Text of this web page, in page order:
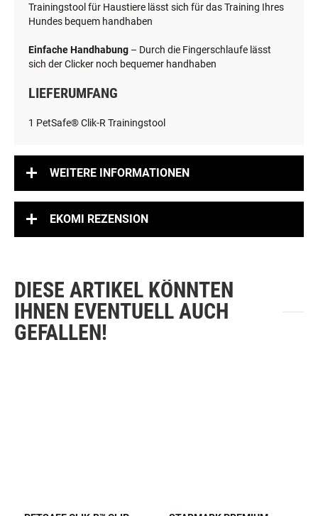
Trainingstool für Haustiere lässt sich für das Training Ihres
Hundes bequem handhaben
Einfache Handhabung – Durch die Fingerschlaufe lässt
sich der Clicker noch bequemer handhaben
LIEFERUMFANG
1 PetSafe® Clik-R Trainingstool
WEITERE INFORMATIONEN
EKOMI REZENSION
DIESE ARTIKEL KÖNNTEN
IHNEN EVENTUELL AUCH
GEFALLEN!